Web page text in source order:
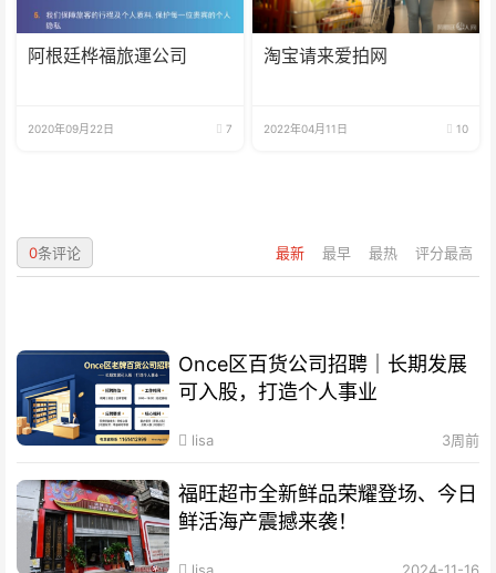
阿根廷桦福旅運公司
2020年09月22日 7
淘宝请来爱拍网
2022年04月11日 10
最新 最早 最热 评分最高
0条评论
Once区百货公司招聘｜长期发展
可入股，打造个人事业
lisa 3周前
福旺超市全新鲜品荣耀登场、今日
鲜活海产震撼来袭！